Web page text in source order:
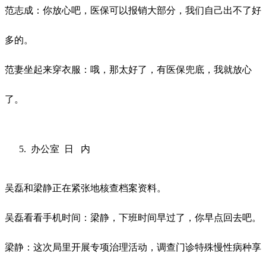
范志成：你放心吧，医保可以报销大部分，我们自己出不了好
多的。
范妻坐起来穿衣服：哦，那太好了，有医保兜底，我就放心
了。
办公室 日 内
吴磊和梁静正在紧张地核查档案资料。
吴磊看看手机时间：梁静，下班时间早过了，你早点回去吧。
梁静：这次局里开展专项治理活动，调查门诊特殊慢性病种享